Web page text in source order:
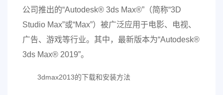
公司推出的“Autodesk® 3ds Max®”（简称“3D
Studio Max”或“Max”）被广泛应用于电影、电视、
广告、游戏等行业。其中，最新版本为“Autodesk®
3ds Max® 2019”。
3dmax2013的下载和安装方法